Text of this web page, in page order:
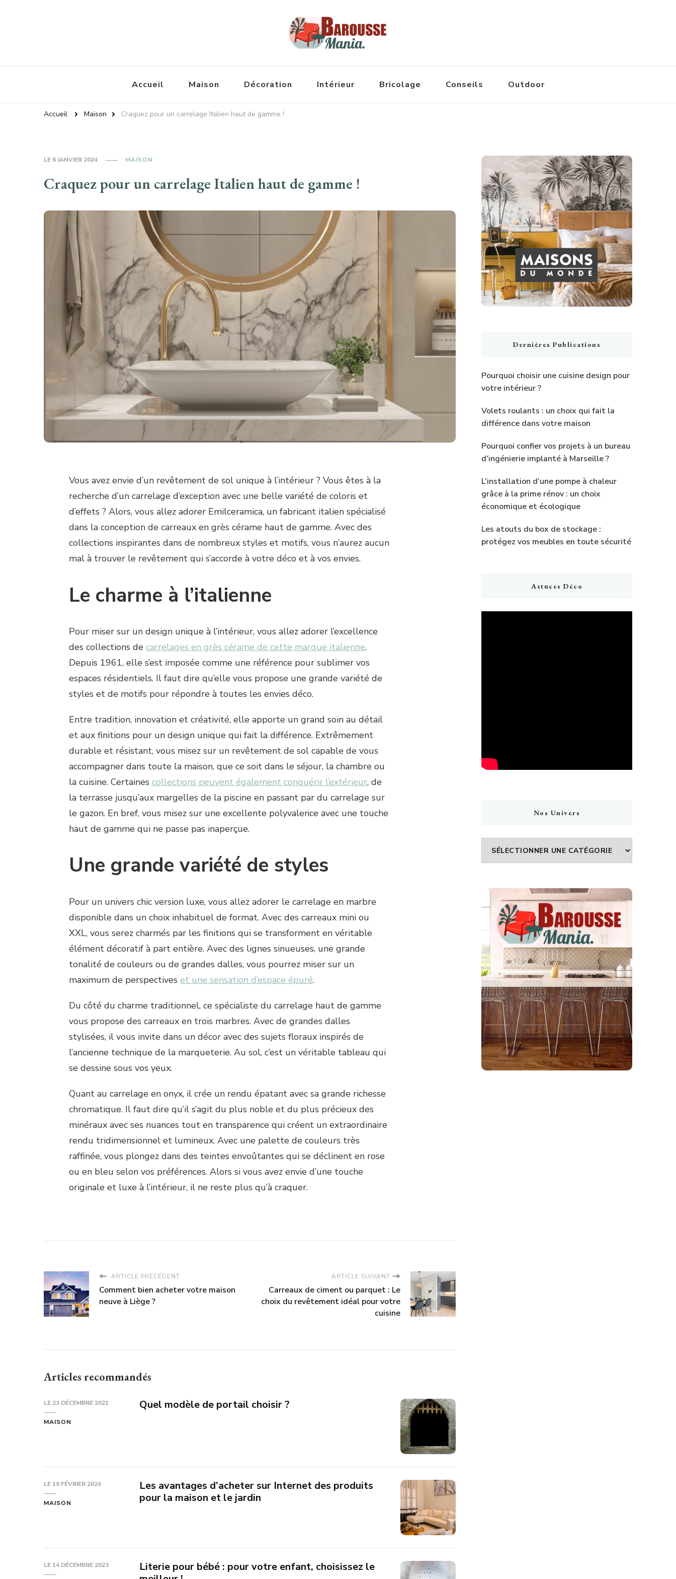
Accueil Maison Décoration Intérieur Bricolage Conseils Outdoor
Accueil Maison Craquez pour un carrelage Italien haut de gamme !
LE 6 JANVIER 2024 MAISON
Craquez pour un carrelage Italien haut de gamme !
Vous avez envie d’un revêtement de sol unique à l’intérieur ? Vous êtes à la
recherche d’un carrelage d’exception avec une belle variété de coloris et
d’effets ? Alors, vous allez adorer Emilceramica, un fabricant italien spécialisé
dans la conception de carreaux en grès cérame haut de gamme. Avec des
collections inspirantes dans de nombreux styles et motifs, vous n’aurez aucun
mal à trouver le revêtement qui s’accorde à votre déco et à vos envies.
Le charme à l’italienne
Pour miser sur un design unique à l’intérieur, vous allez adorer l’excellence
des collections de carrelages en grès cérame de cette marque italienne.
Depuis 1961, elle s’est imposée comme une référence pour sublimer vos
espaces résidentiels. Il faut dire qu’elle vous propose une grande variété de
styles et de motifs pour répondre à toutes les envies déco.
Entre tradition, innovation et créativité, elle apporte un grand soin au détail
et aux finitions pour un design unique qui fait la différence. Extrêmement
durable et résistant, vous misez sur un revêtement de sol capable de vous
accompagner dans toute la maison, que ce soit dans le séjour, la chambre ou
la cuisine. Certaines collections peuvent également conquérir l’extérieur, de
la terrasse jusqu’aux margelles de la piscine en passant par du carrelage sur
le gazon. En bref, vous misez sur une excellente polyvalence avec une touche
haut de gamme qui ne passe pas inaperçue.
Une grande variété de styles
Pour un univers chic version luxe, vous allez adorer le carrelage en marbre
disponible dans un choix inhabituel de format. Avec des carreaux mini ou
XXL, vous serez charmés par les finitions qui se transforment en véritable
élément décoratif à part entière. Avec des lignes sinueuses, une grande
tonalité de couleurs ou de grandes dalles, vous pourrez miser sur un
maximum de perspectives et une sensation d’espace épuré.
Du côté du charme traditionnel, ce spécialiste du carrelage haut de gamme
vous propose des carreaux en trois marbres. Avec de grandes dalles
stylisées, il vous invite dans un décor avec des sujets floraux inspirés de
l’ancienne technique de la marqueterie. Au sol, c’est un véritable tableau qui
se dessine sous vos yeux.
Quant au carrelage en onyx, il crée un rendu épatant avec sa grande richesse
chromatique. Il faut dire qu’il s’agit du plus noble et du plus précieux des
minéraux avec ses nuances tout en transparence qui créent un extraordinaire
rendu tridimensionnel et lumineux. Avec une palette de couleurs très
raffinée, vous plongez dans des teintes envoûtantes qui se déclinent en rose
ou en bleu selon vos préférences. Alors si vous avez envie d’une touche
originale et luxe à l’intérieur, il ne reste plus qu’à craquer.
ARTICLE PRÉCÉDENT
Comment bien acheter votre maison
neuve à Liège ?
ARTICLE SUIVANT
Carreaux de ciment ou parquet : Le
choix du revêtement idéal pour votre
cuisine
Articles recommandés
LE 23 DÉCEMBRE 2021
MAISON
Quel modèle de portail choisir ?
LE 19 FÉVRIER 2024
MAISON
Les avantages d’acheter sur Internet des produits
pour la maison et le jardin
LE 14 DÉCEMBRE 2023
Literie pour bébé : pour votre enfant, choisissez le
Dernières Publications
Pourquoi choisir une cuisine design pour
votre intérieur ?
Volets roulants : un choix qui fait la
différence dans votre maison
Pourquoi confier vos projets à un bureau
d’ingénierie implanté à Marseille ?
L’installation d’une pompe à chaleur
grâce à la prime rénov : un choix
économique et écologique
Les atouts du box de stockage :
protégez vos meubles en toute sécurité
Astuces Déco
Nos Univers
Nos
Univers